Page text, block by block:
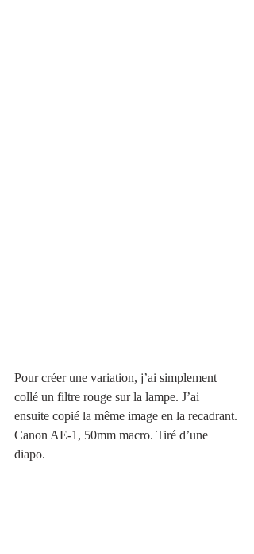
Pour créer une variation, j’ai simplement
collé un filtre rouge sur la lampe. J’ai
ensuite copié la même image en la recadrant.
Canon AE-1, 50mm macro. Tiré d’une
diapo.